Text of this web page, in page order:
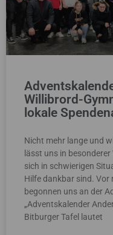
Willibrord-
lokale
Nicht mehr lange und
lässt uns in
sich in schwierigen
Hilfe dankbar sind.
begonnen uns an der
„Adventskalender
Bitburger Tafel lautet